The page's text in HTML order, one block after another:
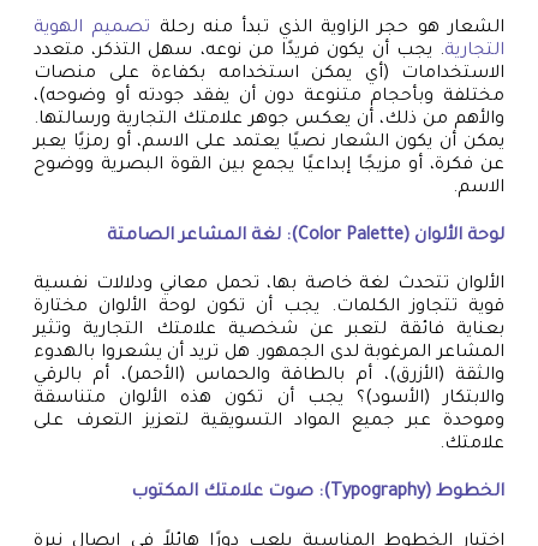
الشعار هو حجر الزاوية الذي تبدأ منه رحلة تصميم الهوية
التجارية. يجب أن يكون فريدًا من نوعه، سهل التذكر، متعدد
الاستخدامات (أي يمكن استخدامه بكفاءة على منصات
مختلفة وبأحجام متنوعة دون أن يفقد جودته أو وضوحه)،
والأهم من ذلك، أن يعكس جوهر علامتك التجارية ورسالتها.
يمكن أن يكون الشعار نصيًا يعتمد على الاسم، أو رمزيًا يعبر
عن فكرة، أو مزيجًا إبداعيًا يجمع بين القوة البصرية ووضوح
الاسم.
لوحة الألوان (Color Palette): لغة المشاعر الصامتة
الألوان تتحدث لغة خاصة بها، تحمل معاني ودلالات نفسية
قوية تتجاوز الكلمات. يجب أن تكون لوحة الألوان مختارة
بعناية فائقة لتعبر عن شخصية علامتك التجارية وتثير
المشاعر المرغوبة لدى الجمهور. هل تريد أن يشعروا بالهدوء
والثقة (الأزرق)، أم بالطاقة والحماس (الأحمر)، أم بالرقي
والابتكار (الأسود)؟ يجب أن تكون هذه الألوان متناسقة
وموحدة عبر جميع المواد التسويقية لتعزيز التعرف على
علامتك.
الخطوط (Typography): صوت علامتك المكتوب
اختيار الخطوط المناسبة يلعب دورًا هائلاً في إيصال نبرة